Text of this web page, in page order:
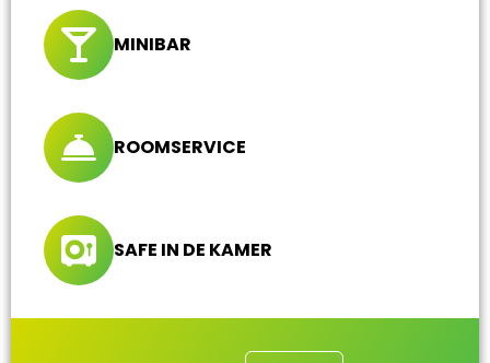
MINIBAR
ROOMSERVICE
SAFE IN DE KAMER